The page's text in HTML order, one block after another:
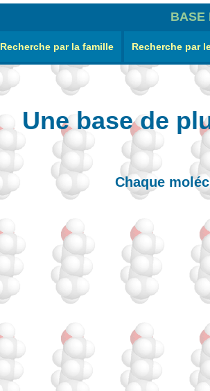
BASE
Recherche par la famille Recherche par
Une base de
Chaque